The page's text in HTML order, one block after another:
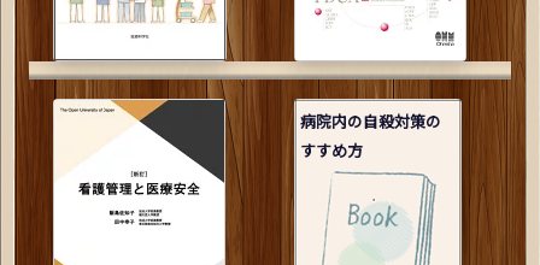
病院内の自殺対策の
すすめ方